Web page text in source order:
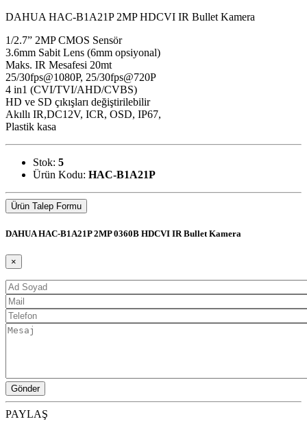
DAHUA HAC-B1A21P 2MP HDCVI IR Bullet Kamera
1/2.7” 2MP CMOS Sensör
3.6mm Sabit Lens (6mm opsiyonal)
Maks. IR Mesafesi 20mt
25/30fps@1080P, 25/30fps@720P
4 in1 (CVI/TVI/AHD/CVBS)
HD ve SD çıkışları değiştirilebilir
Akıllı IR,DC12V, ICR, OSD, IP67,
Plastik kasa
Stok: 5
Ürün Kodu: HAC-B1A21P
Ürün Talep Formu
DAHUA HAC-B1A21P 2MP 0360B HDCVI IR Bullet Kamera
×
PAYLAŞ